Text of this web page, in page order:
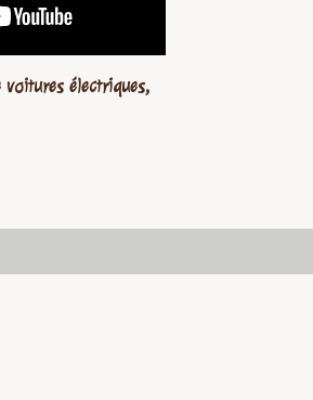
voitures électriques,